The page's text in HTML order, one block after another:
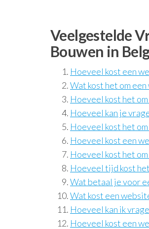
Veelgestelde
Bouwen in
Hoeveel kost een
Wat kost het om
Hoeveel kost het
Hoeveel kan je
Hoeveel kost het
Hoeveel kost een
Hoeveel kost het
Hoeveel tijd kost
Wat betaal je voor
Wat kost een
Hoeveel kan ik
Hoeveel kost een